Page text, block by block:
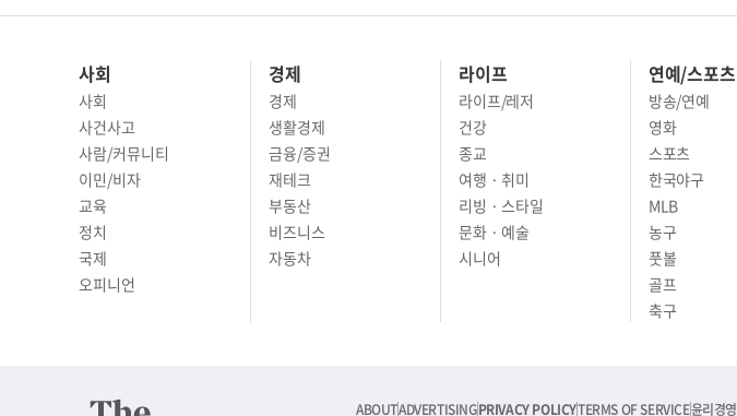
사회
사회
사건사고
사람/커뮤니티
이민/비자
교육
정치
국제
오피니언
경제
경제
생활경제
금융/증권
재테크
부동산
비즈니스
자동차
라이프
라이프/레저
건강
종교
여행 · 취미
리빙 · 스타일
문화 · 예술
시니어
연예/스포츠
방송/연예
영화
스포츠
한국야구
MLB
농구
풋볼
골프
축구
ABOUTADVERTISINGPRIVACY POLICYTERMS OF SERVICE윤리경영